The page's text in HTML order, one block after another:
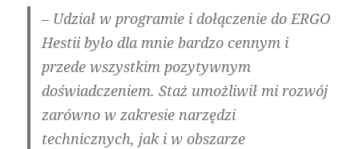
– Udział w programie i dołączenie do ERGO
Hestii było dla mnie bardzo cennym i
przede wszystkim pozytywnym
doświadczeniem. Staż umożliwił mi rozwój
zarówno w zakresie narzędzi
technicznych, jak i w obszarze